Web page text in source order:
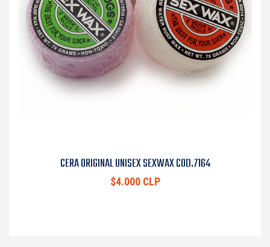
CERA ORIGINAL UNISEX SEXWAX COD.7164
$4.000 CLP